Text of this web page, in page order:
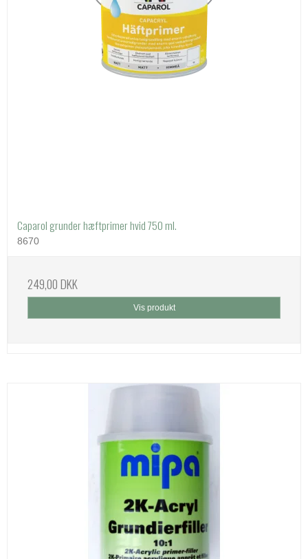
Caparol grunder hæftprimer hvid 750 ml.
8670
249,00 DKK
Vis produkt